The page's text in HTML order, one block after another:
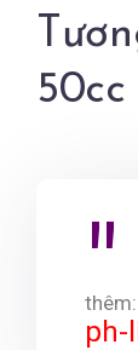
50cc
thêm:
ph-